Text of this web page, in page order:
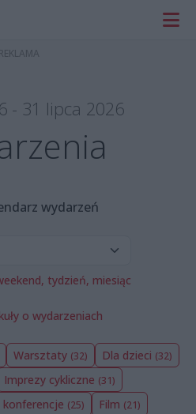
- 31 lipca 2026
wydarzeń
tydzień, miesiąc
o wydarzeniach
Warsztaty (32) Dla dzieci (32)
Imprezy cykliczne (31)
konferencje (25) Film (21)